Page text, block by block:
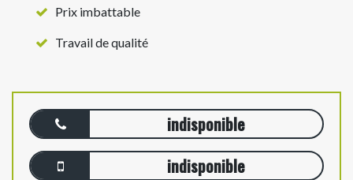
Prix imbattable
Travail de qualité
indisponible
indisponible